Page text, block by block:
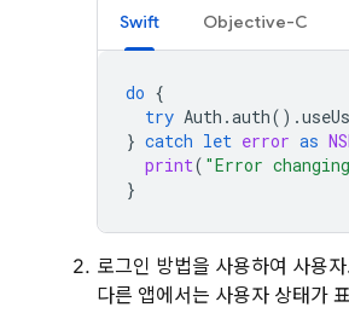
Swift Objective-C
do {
try Auth .auth().
} catch let error as
print( "Error
}
로그인 방법을 사용하여 사용
다른 앱에서는 사용자 상태가